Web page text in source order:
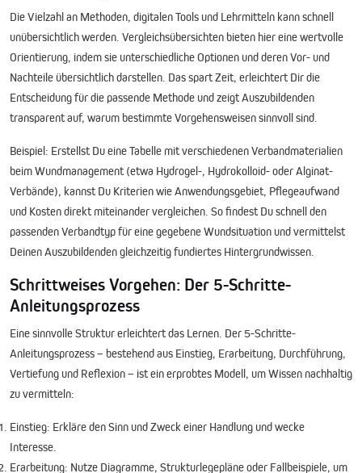
Die Vielzahl an Methoden, digitalen Tools und Lehrmitteln kann schnell
unübersichtlich werden. Vergleichsübersichten bieten hier eine wertvolle
Orientierung, indem sie unterschiedliche Optionen und deren Vor- und
Nachteile übersichtlich darstellen. Das spart Zeit, erleichtert Dir die
Entscheidung für die passende Methode und zeigt Auszubildenden
transparent auf, warum bestimmte Vorgehensweisen sinnvoll sind.
Beispiel: Erstellst Du eine Tabelle mit verschiedenen Verbandmaterialien
beim Wundmanagement (etwa Hydrogel-, Hydrokolloid- oder Alginat-
Verbände), kannst Du Kriterien wie Anwendungsgebiet, Pflegeaufwand
und Kosten direkt miteinander vergleichen. So findest Du schnell den
passenden Verbandtyp für eine gegebene Wundsituation und vermittelst
Deinen Auszubildenden gleichzeitig fundiertes Hintergrundwissen.
Schrittweises Vorgehen: Der 5-Schritte-
Anleitungsprozess
Eine sinnvolle Struktur erleichtert das Lernen. Der 5-Schritte-
Anleitungsprozess – bestehend aus Einstieg, Erarbeitung, Durchführung,
Vertiefung und Reflexion – ist ein erprobtes Modell, um Wissen nachhaltig
zu vermitteln:
Einstieg: Erkläre den Sinn und Zweck einer Handlung und wecke
Interesse.
Erarbeitung: Nutze Diagramme, Strukturlegepläne oder Fallbeispiele, um